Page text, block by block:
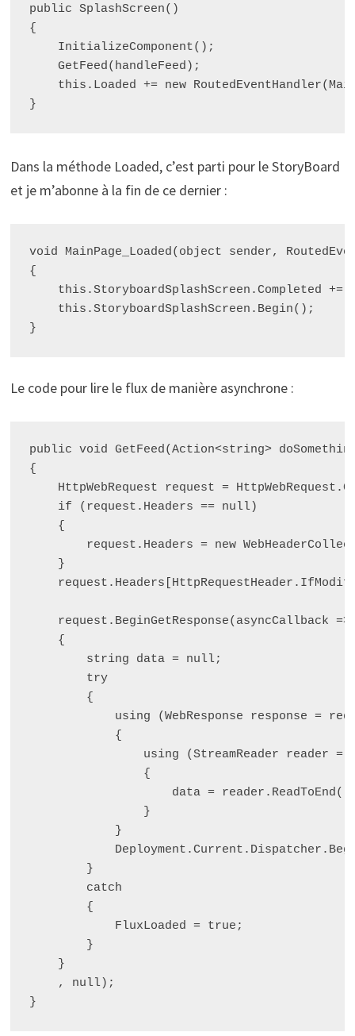
public SplashScreen()
{
    InitializeComponent();
    GetFeed(handleFeed);
this.Loaded += new
Dans la méthode Loaded, c’est parti pour le StoryBoard
et je m’abonne à la fin de ce dernier :
void MainPage_Loaded(object sender,
{
this.StoryboardSplashScreen.Completed +=
    this.StoryboardSplashScreen.Begin();
Le code pour lire le flux de manière asynchrone :
public void GetFeed(Action<string>
{
HttpWebRequest request =
    if (request.Headers == null)
    {
request.Headers = new
    }
    request.BeginGetResponse(asyncCallback =>
    {
        string data = null;
        try
        {
using (WebResponse response =
            {
using (StreamReader reader =
                {
data =
                }
            }
        }
        catch
        {
            FluxLoaded = true;
        }
    }
    , null);